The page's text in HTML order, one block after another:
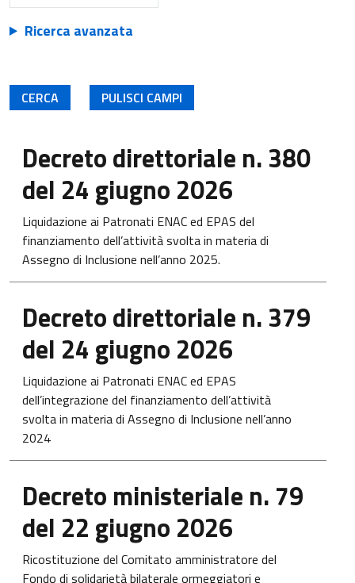
Ricerca avanzata
Decreto direttoriale n. 380
del 24 giugno 2026
Liquidazione ai Patronati ENAC ed EPAS del
finanziamento dell’attività svolta in materia di
Assegno di Inclusione nell’anno 2025.
Decreto direttoriale n. 379
del 24 giugno 2026
Liquidazione ai Patronati ENAC ed EPAS
dell’integrazione del finanziamento dell’attività
svolta in materia di Assegno di Inclusione nell’anno
2024
Decreto ministeriale n. 79
del 22 giugno 2026
Ricostituzione del Comitato amministratore del
Fondo di solidarietà bilaterale ormeggiatori e